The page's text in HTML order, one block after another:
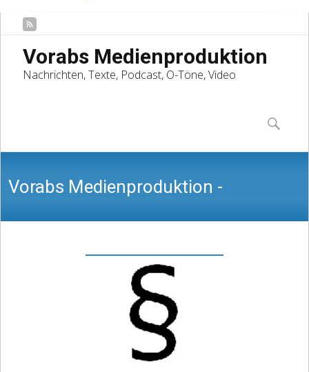
Vorabs Medienproduktion
Nachrichten, Texte, Podcast, O-Töne, Video
content
Suchen
nach:
Vorabs Medienproduktion -
Nachrichten, Texte, Podcast, O-Töne,